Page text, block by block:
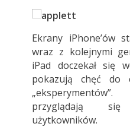
Ekrany iPhone’ów
wraz z kolejnymi
iPad doczekał się
pokazują chęć do
przyglądają
użytkowników.